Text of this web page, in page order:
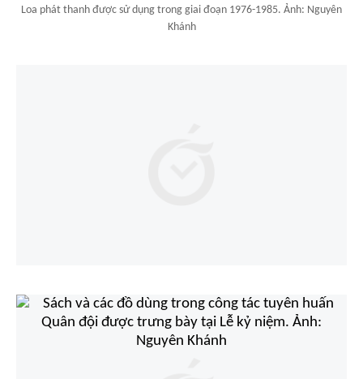
Loa phát thanh được sử dụng trong giai đoạn 1976-1985. Ảnh: Nguyên
Khánh